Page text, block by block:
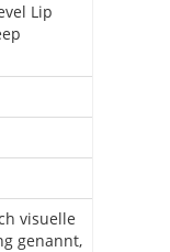
Lip
visuelle
genannt,